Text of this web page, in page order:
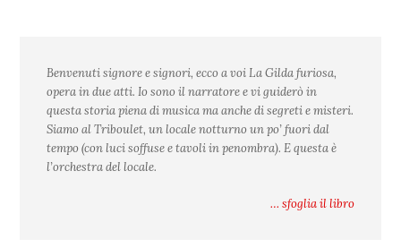
Benvenuti signore e signori, ecco a voiLa Gilda furiosa,
opera in due atti. Io sono il narratore e vi guiderò in
questa storia piena di musica ma anche di segreti e misteri.
Siamo al Triboulet, un locale notturno un po’ fuori dal
tempo (con luci soffuse e tavoli in penombra). E questa è
l’orchestra del locale.
… sfoglia il libro